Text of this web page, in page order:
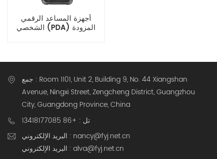
أجهزة المساعد الرقمي
الشخصي (PDA) المزودة
جمع : Room 1101, Unit 2, Building 9, No. 44 Xiangshan
Avenue, Ningxi Street, Zengcheng District, Guangzhou
City, Guangdong Province, China
تل : +86 13418177085
البريد الإلكتروني : nancy@fyj.net.cn
البريد الإلكتروني : alva@fyj.net.cn